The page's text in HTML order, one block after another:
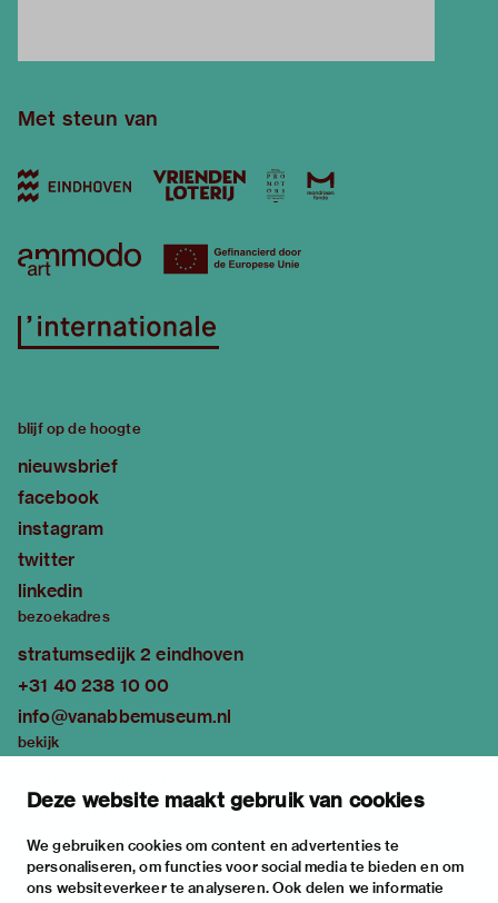
Deze website maakt gebruik van cookies
We gebruiken cookies om content en advertenties te
personaliseren, om functies voor social media te bieden en om
ons websiteverkeer te analyseren. Ook delen we informatie
Met steun van
blijf op de hoogte
nieuwsbrief
facebook
instagram
twitter
linkedin
bezoekadres
stratumsedijk 2 eindhoven
+31 40 238 10 00
info@vanabbemuseum.nl
bekijk
activiteiten
praktische informatie
over